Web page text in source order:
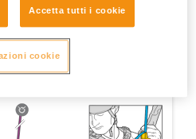
Accetta tutti i cookie
cookie